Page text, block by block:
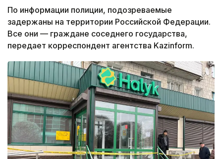
По информации полиции, подозреваемые
задержаны на территории Российской Федерации.
Все они — граждане соседнего государства,
передает корреспондент агентства Kazinform.